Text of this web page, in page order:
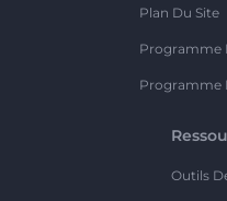
Plan Du Site
Programme
Programme
Outils